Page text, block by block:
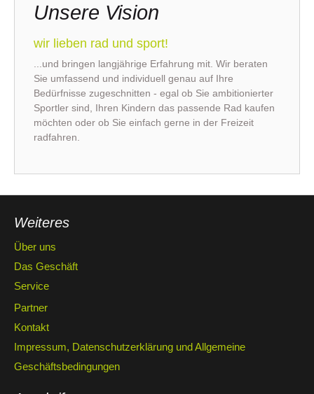
Unsere Vision
wir lieben rad und sport!
...und bringen langjährige Erfahrung mit. Wir beraten
Sie umfassend und individuell genau auf Ihre
Bedürfnisse zugeschnitten - egal ob Sie ambitionierter
Sportler sind, Ihren Kindern das passende Rad kaufen
möchten oder ob Sie einfach gerne in der Freizeit
radfahren.
Weiteres
Über uns
Das Geschäft
Service
Partner
Kontakt
Impressum, Datenschutzerklärung und Allgemeine
Geschäftsbedingungen